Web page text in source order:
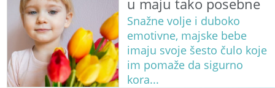
u maju tako posebne
Snažne volje i duboko
emotivne, majske bebe
imaju svoje šesto čulo koje
im pomaže da sigurno
kora...